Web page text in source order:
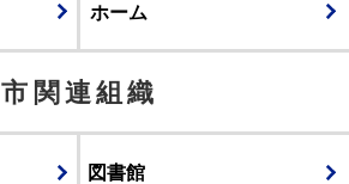
ホーム
市関連組織
図書館